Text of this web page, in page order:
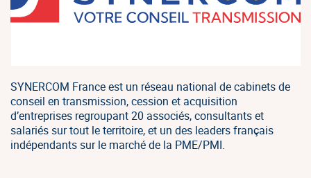
SYNERCOM France est un réseau national de cabinets de
conseil en transmission, cession et acquisition
d’entreprises regroupant 20 associés, consultants et
salariés sur tout le territoire, et un des leaders français
indépendants sur le marché de la PME/PMI.